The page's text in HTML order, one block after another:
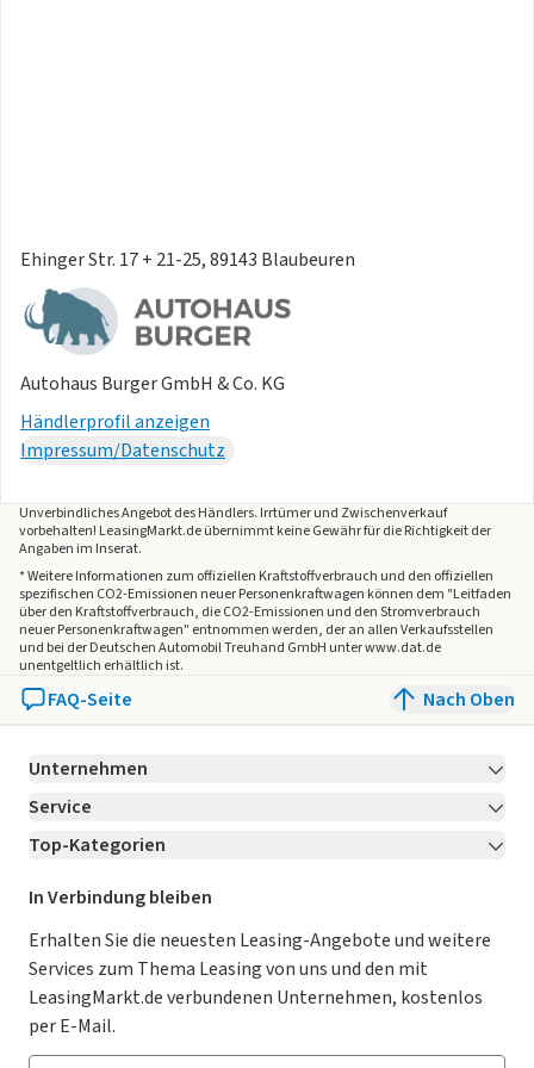
Produktaufwertungsmaßnahmen
- Kreuzungsassistent
Irrtümer und Änderungen vorbehalten
Ehinger Str. 17 + 21-25, 89143 Blaubeuren
Autohaus Burger GmbH & Co. KG
Händlerprofil anzeigen
Impressum/Datenschutz
Unverbindliches Angebot desHändlers. Irrtümer und Zwischenverkauf
vorbehalten! LeasingMarkt.de übernimmt keine Gewähr für die Richtigkeit der
Angaben im Inserat.
* Weitere Informationen zum offiziellen Kraftstoffverbrauch und den offiziellen
spezifischen CO2-Emissionen neuer Personenkraftwagen können dem "Leitfaden
über den Kraftstoffverbrauch, die CO2-Emissionen und den Stromverbrauch
neuer Personenkraftwagen" entnommen werden, der an allen Verkaufsstellen
und bei der Deutschen Automobil Treuhand GmbH unter www.dat.de
unentgeltlich erhältlich ist.
FAQ-Seite Nach Oben
Unternehmen
Über LeasingMarkt.de
Karriere Jetzt bewerben!
Für Händler
Kooperation mit AutoScout24
AGB
Datenschutz
Service
Kontakt
Ratgeber
Magazin
Datenschutz-Einstellungen
So funktioniert’s
Top-Kategorien
Leasing Deals
Gebrauchtwagen Leasing
Leasing ohne Anzahlung
E-Auto Leasing
Privatleasing
In Verbindung bleiben
Erhalten Sie die neuesten Leasing-Angebote und weitere
Services zum Thema Leasing von uns und den mit
LeasingMarkt.de verbundenen Unternehmen, kostenlos
per E-Mail.